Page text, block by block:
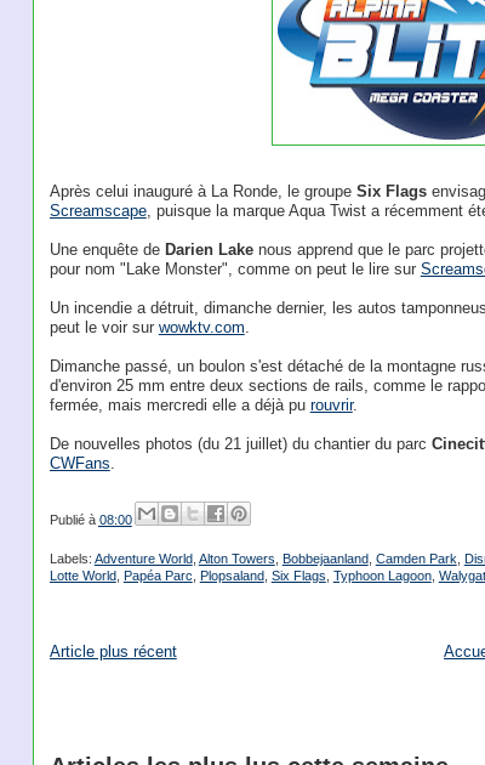
Après celui inauguré à La Ronde, le groupe Six Flags
Screamscape, puisque la marque Aqua Twist a récemment
Une enquête de Darien Lakenous apprend que le parc
pour nom "Lake Monster", comme on peut le lire sur
Un incendie a détruit, dimanche dernier, les autos
peut le voir sur wowktv.com.
Dimanche passé, un boulon s'est détaché de la montagne
d'environ 25 mm entre deux sections de rails, comme le
fermée, mais mercredi elle a déjà pu rouvrir.
De nouvelles photos (du 21 juillet) du chantier du parc
CWFans.
Publié à 08:00
Labels: Adventure World, Alton Towers Bobbejaanland, Camden Park
Lotte World, Papéa Parc Plopsaland, Six Flags Typhoon Lagoon,
Article plus récent